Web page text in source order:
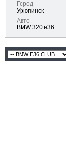
Город
Урюпинск
Авто
BMW 320 e36